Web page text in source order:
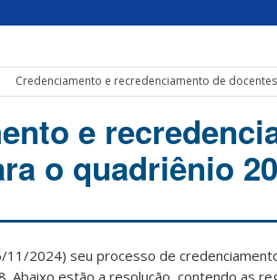
Credenciamento e recredenciamento de
e
o quadriênio
11/2024) seu processo de